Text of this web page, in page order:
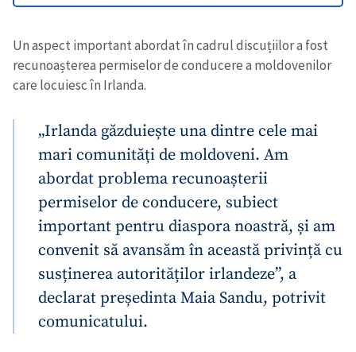
Un aspect important abordat în cadrul discuțiilor a fost
recunoașterea permiselor de conducere a moldovenilor
care locuiesc în Irlanda.
„Irlanda găzduiește una dintre cele mai
mari comunități de moldoveni. Am
abordat problema recunoașterii
permiselor de conducere, subiect
important pentru diaspora noastră, și am
convenit să avansăm în această privință cu
susținerea autorităților irlandeze”, a
declarat președinta Maia Sandu, potrivit
comunicatului.